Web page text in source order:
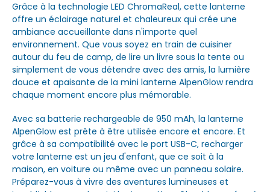
Grâce à la technologie LED ChromaReal, cette lanterne
offre un éclairage naturel et chaleureux qui crée une
ambiance accueillante dans n'importe quel
environnement. Que vous soyez en train de cuisiner
autour du feu de camp, de lire un livre sous la tente ou
simplement de vous détendre avec des amis, la lumière
douce et apaisante de la mini lanterne AlpenGlow rendra
chaque moment encore plus mémorable.
Avec sa batterie rechargeable de 950 mAh, la lanterne
AlpenGlow est prête à être utilisée encore et encore. Et
grâce à sa compatibilité avec le port USB-C, recharger
votre lanterne est un jeu d'enfant, que ce soit à la
maison, en voiture ou même avec un panneau solaire.
Préparez-vous à vivre des aventures lumineuses et